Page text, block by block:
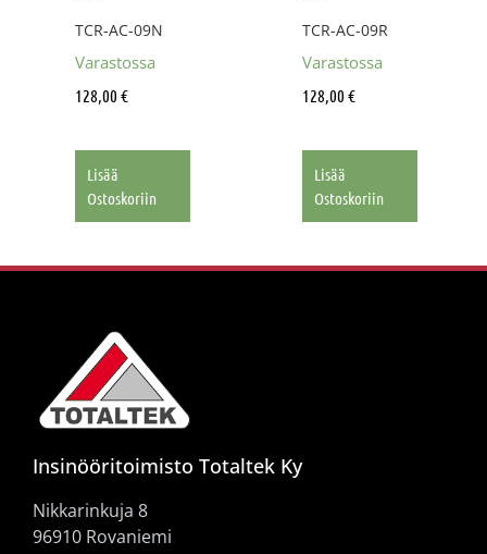
TCR-AC-09N
Varastossa
128,00 €
Lisää
Ostoskoriin
TCR-AC-09R
Varastossa
128,00 €
Lisää
Ostoskoriin
Insinööritoimisto Totaltek Ky
Nikkarinkuja 8
96910 Rovaniemi